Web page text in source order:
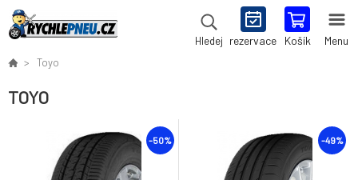
Hledej rezervace Košík Menu
Toyo
TOYO
-50% -49%